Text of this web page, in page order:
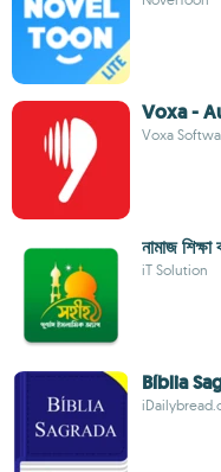
Voxa -
Voxa
নামাজ
iT Solution
Bíblia